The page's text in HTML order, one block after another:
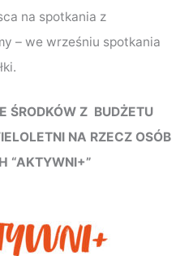
na spotkania z
– we wrześniu spotkania
ŚRODKÓW Z BUDŻETU
NA RZECZ OSÓB
“AKTYWNI+”